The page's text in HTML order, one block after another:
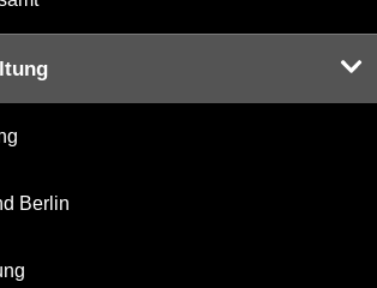
Berlin